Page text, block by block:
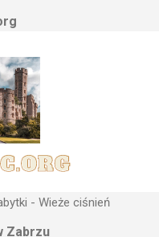
- Wieże ciśnień
Zabrzu